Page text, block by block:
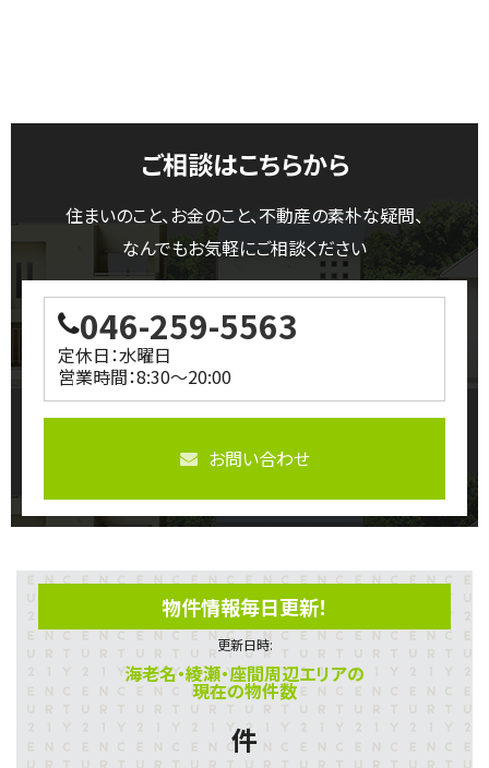
ご相談はこちらから
住まいのこと、お金のこと、不動産の素朴な疑問、
なんでもお気軽にご相談ください
046-259-5563
定休日：水曜日
営業時間：8:30～20:00
お問い合わせ
物件情報毎日更新！
更新日時:
海老名・綾瀬・座間周辺エリアの
現在の物件数
件